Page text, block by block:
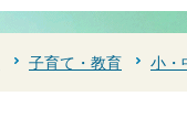
子育て・教育 小・